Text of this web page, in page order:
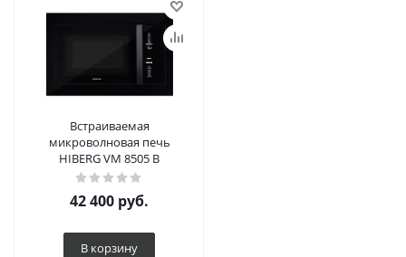
Встраиваемая
микроволновая печь
HIBERG VM 8505 B
42 400 руб.
В корзину